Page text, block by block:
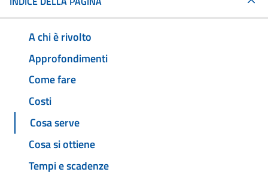
A chi è rivolto
Approfondimenti
Come fare
Costi
Cosa serve
Cosa si ottiene
Tempi e scadenze